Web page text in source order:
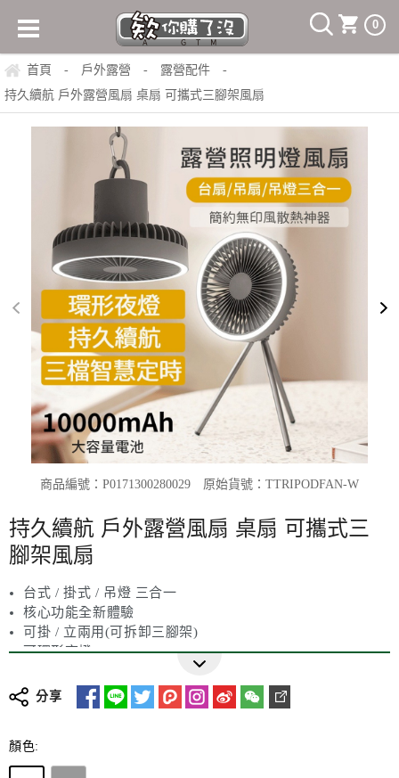
0
首頁 - 戶外露營 - 露營配件 -
持久續航 戶外露營風扇 桌扇 可攜式三腳架風扇
商品編號：P0171300280029 原始貨號：TTRIPODFAN-W
持久續航 戶外露營風扇 桌扇 可攜式三
腳架風扇
台式 / 掛式 / 吊燈 三合一
核心功能全新體驗
可掛 / 立兩用(可拆卸三腳架)
可環形夜燈
可三檔智慧定時 (一鍵切換1/3/5hr時功能)
可長久續航 持久續航大容量電池 (內置10000mAh聚合物鋰
一檔續航約27小時(hr)
二檔續航約13小時(hr)
更多詳細介紹
分享
顏色: